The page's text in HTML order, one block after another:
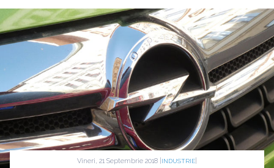
Vineri, 21 Septembrie 2018 | INDUSTRIE